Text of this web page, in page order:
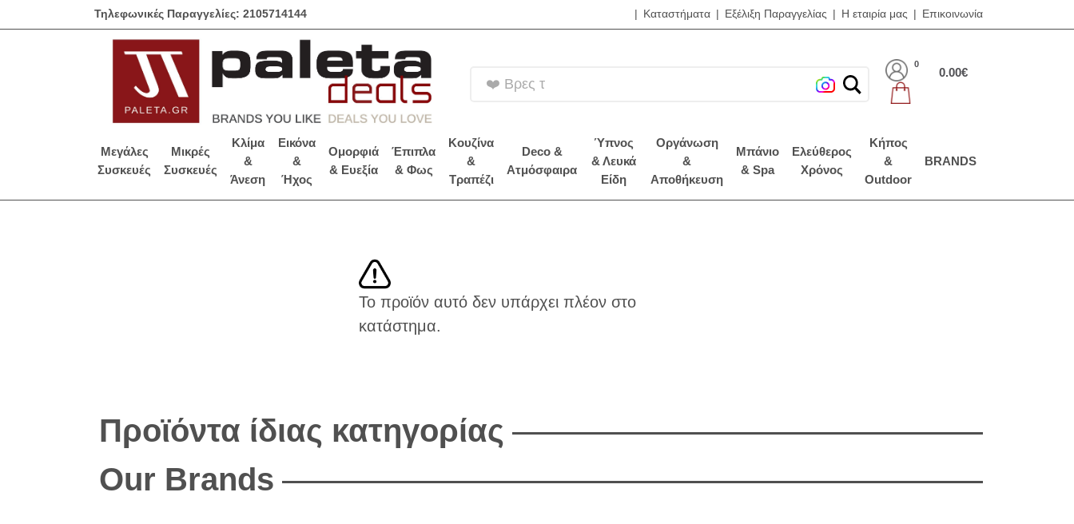
Τηλεφωνικές Παραγγελίες: 2105714144 Καταστήματα Εξέλιξη Παραγγελίας Η εταιρία μας Επικοινωνία
❤️ Βρες τα B
0
0.00€
Μεγάλες
Συσκευές
Μικρές
Συσκευές
Κλίμα
&
Άνεση
Εικόνα
&
Ήχος
Ομορφιά
& Ευεξία
Έπιπλα
& Φως
Κουζίνα
&
Τραπέζι
Deco &
Ατμόσφαιρα
Ύπνος
& Λευκά
Είδη
Οργάνωση
&
Αποθήκευση
Μπάνιο
& Spa
Ελεύθερος
Χρόνος
Κήπος
&
Outdoor
BRANDS
Το προϊόν αυτό δεν υπάρχει πλέον στο
κατάστημα.
Προϊόντα ίδιας κατηγορίας
Our Brands